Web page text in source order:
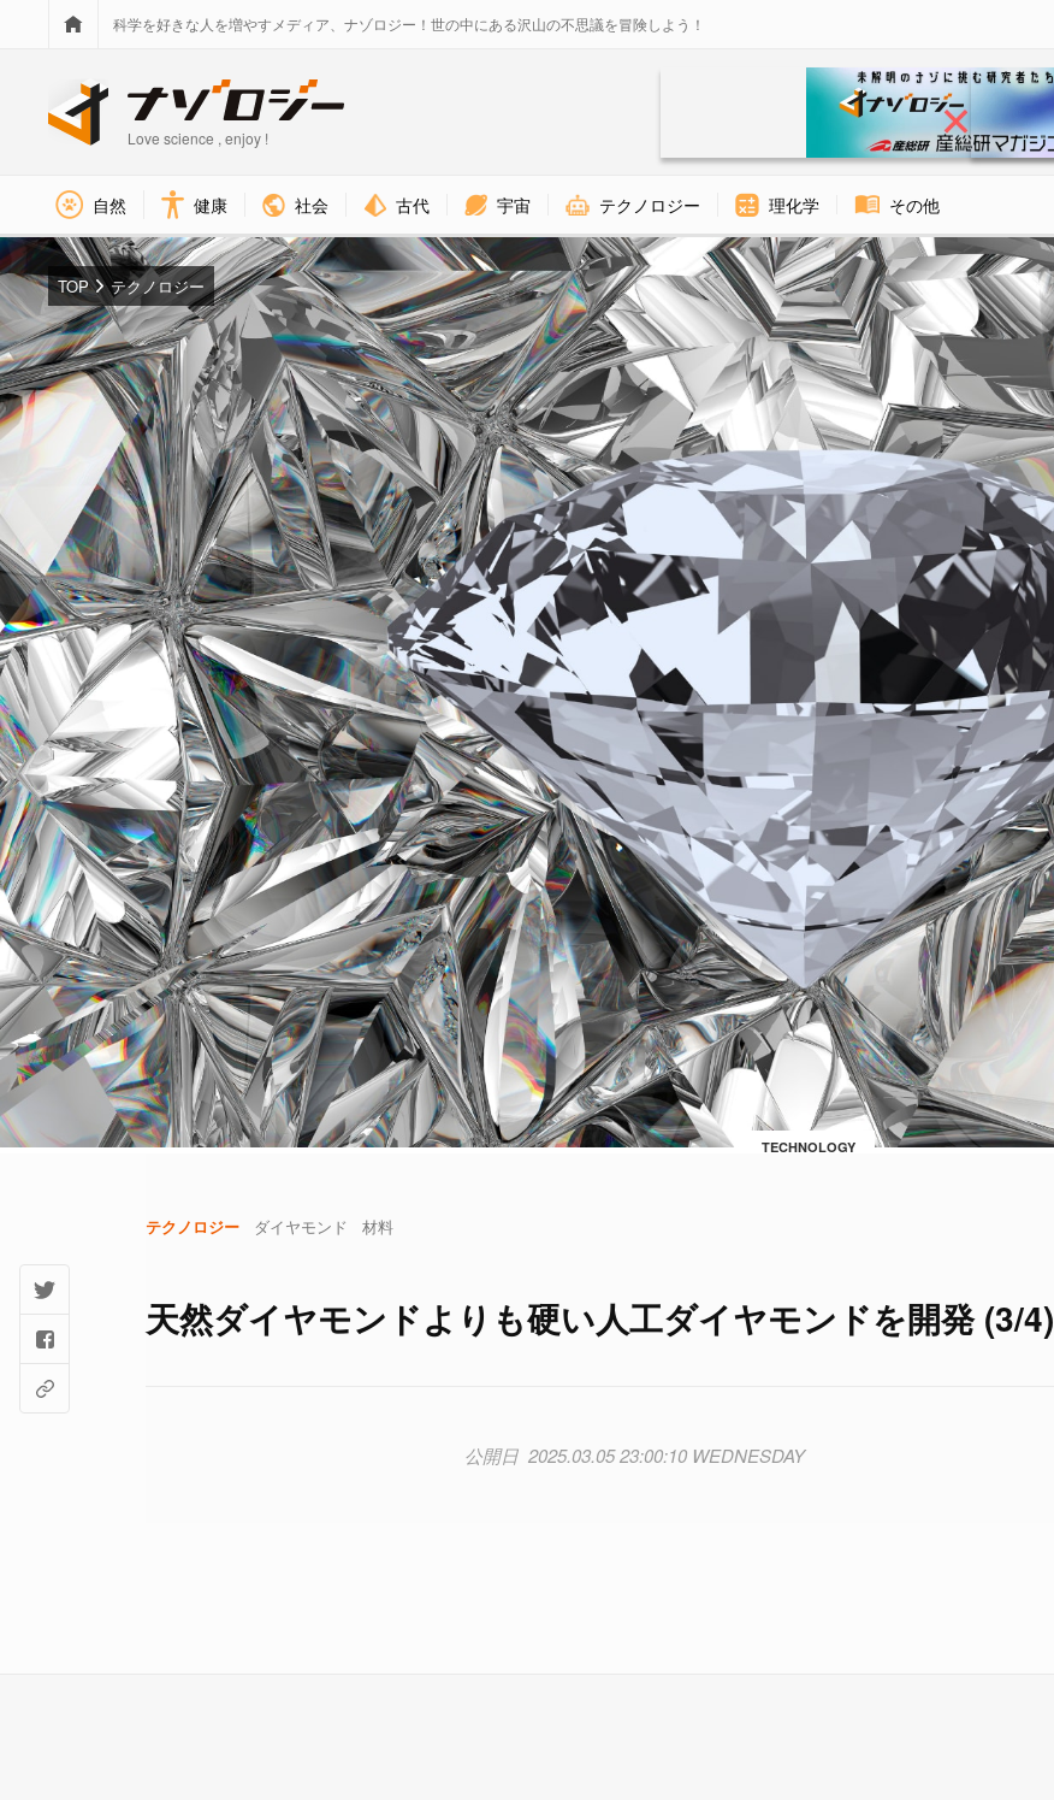
科学を好きな人を増やすメディア、ナゾロジー！世の中にある沢山の不思議を冒険しよう！
Love science , enjoy !
自然 健康 社会 古代 宇宙 テクノロジー 理化学 その他
TECHNOLOGY
TOP テクノロジー
テクノロジー ダイヤモンド 材料
天然ダイヤモンドよりも硬い人工ダイヤモンドを開発 (3/4)
2025.03.05 23:00:10 WEDNESDAY